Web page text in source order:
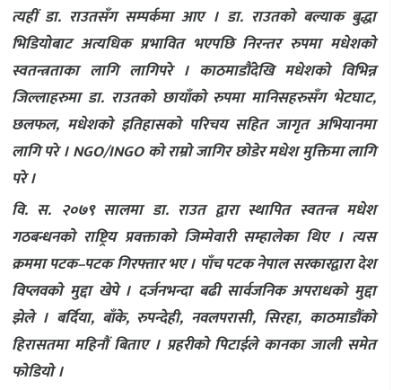
त्यहीं डा. राउतसँग सम्पर्कमा आए । डा. राउतको बल्याक बुद्धा
भिडियोबाट अत्यधिक प्रभावित भएपछि निरन्तर रुपमा मधेशको
स्वतन्त्रताका लागि लागिपरे । काठमाडौंदेखि मधेशको विभिन्न
जिल्लाहरुमा डा. राउतको छायाँको रुपमा मानिसहरुसँग भेटघाट,
छलफल, मधेशको इतिहासको परिचय सहित जागृत अभियानमा
लागि परे । NGO/INGO को राम्रो जागिर छोडेर मधेश मुक्तिमा लागि
परे ।
वि. स. २०७९ सालमा डा. राउत द्वारा स्थापित स्वतन्त्र मधेश
गठबन्धनको राष्ट्रिय प्रवक्ताको जिम्मेवारी सम्हालेका थिए । त्यस
क्रममा पटक–पटक गिरफ्तार भए । पाँच पटक नेपाल सरकारद्वारा देश
विप्लवको मुद्दा खेपे । दर्जनभन्दा बढी सार्वजनिक अपराधको मुद्दा
झेले । बर्दिया, बाँके, रुपन्देही, नवलपरासी, सिरहा, काठमाडौंको
हिरासतमा महिनौं बिताए । प्रहरीको पिटाईले कानका जाली समेत
फोडियो ।